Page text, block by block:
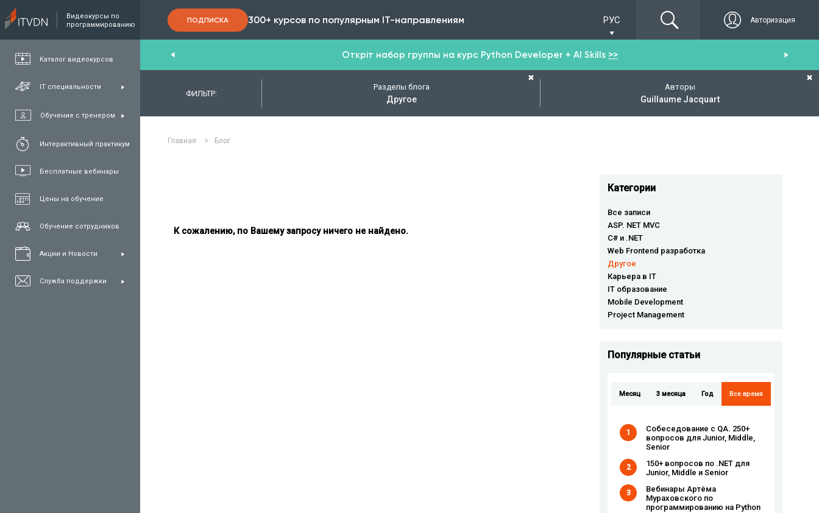
Видеокурсы по
программированию
Каталог видеокурсов
IT специальности
Обучение с тренером
Интерактивный практикум
Бесплатные вебинары
Цены на обучение
Обучение сотрудников
Акции и Новости
Служба поддержки
ПОДПИСКА 300+ курсов по популярным IT-направлениям РУС Авторизация
,FullStack Откріт набор группы на курс Python Developer + AI Skills >>
ФИЛЬТР:
Разделы блога
Другое
✖
Авторы
Guillaume Jacquart
✖
Главная > Блог
К сожалению, по Вашему запросу ничего не найдено.
Категории
Все записи
ASP. NET MVC
C# и .NET
Web Frontend разработка
Другое
Карьера в IT
IT образование
Mobile Development
Project Management
Популярные cтатьи
Месяц 3 месяца Год Все время
1
Собеседование с QA. 250+
вопросов для Junior, Middle,
Senior
2
150+ вопросов по .NET для
Junior, Middle и Senior
3
Вебинары Артёма
Мураховского по
программированию на Python